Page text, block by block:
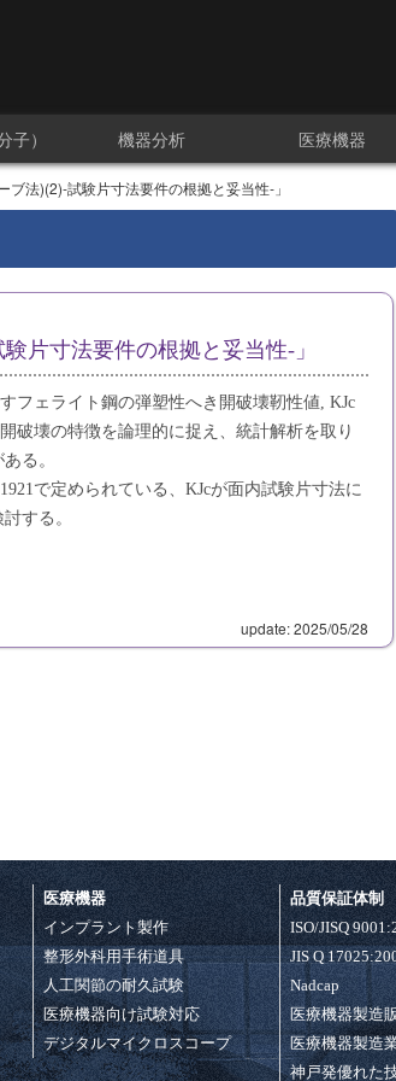
子） 機器分析 医療機器
法)(2)‐試験片寸法要件の根拠と妥当性‐」
片寸法要件の根拠と妥当性‐」
フェライト鋼の弾塑性へき開破壊靭性値, KJc
破壊の特徴を論理的に捉え、統計解析を取り
る。
で定められている、KJcが面内試験片寸法に
する。
update: 2025/05/28
医療機器
インプラント製作
整形外科用手術道具
人工関節の耐久試験
医療機器向け試験対応
デジタルマイクロスコープ
品質保証体制
ISO/JISQ
JIS Q
Nadcap
医療機器製造
医療機器製造
神戸発優れた